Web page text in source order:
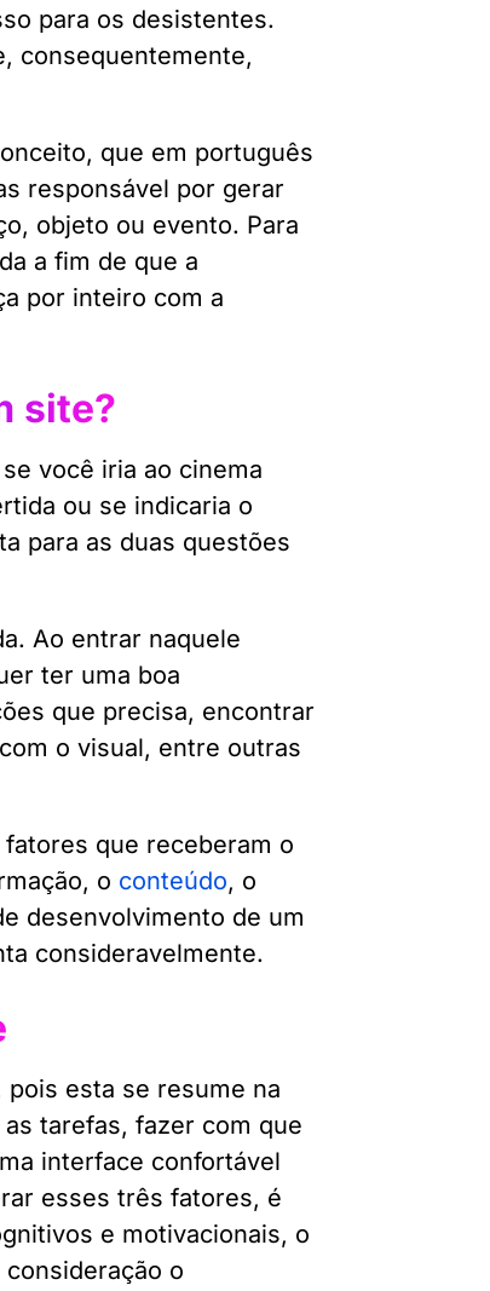
para os desistentes.
consequentemente,
que em português
responsável por gerar
objeto ou evento. Para
a fim de que a
por inteiro com a
site?
você iria ao cinema
ou se indicaria o
para as duas questões
Ao entrar naquele
ter uma boa
que precisa, encontrar
o visual, entre outras
que receberam o
o conteúdo, o
desenvolvimento de um
consideravelmente.
esta se resume na
tarefas, fazer com que
interface confortável
esses três fatores, é
e motivacionais, o
o